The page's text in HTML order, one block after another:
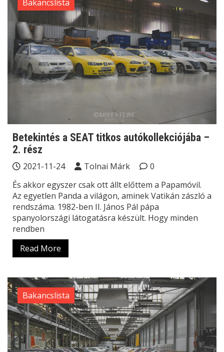
Bakancslista
Betekintés a SEAT titkos autókollekciójába –
2. rész
2021-11-24 Tolnai Márk
0
És akkor egyszer csak ott állt előttem a Papamóvil.
Az egyetlen Panda a világon, aminek Vatikán zászló a
rendszáma. 1982-ben II. János Pál pápa
spanyolországi látogatásra készült. Hogy minden
rendben
Read More
Bakancslista